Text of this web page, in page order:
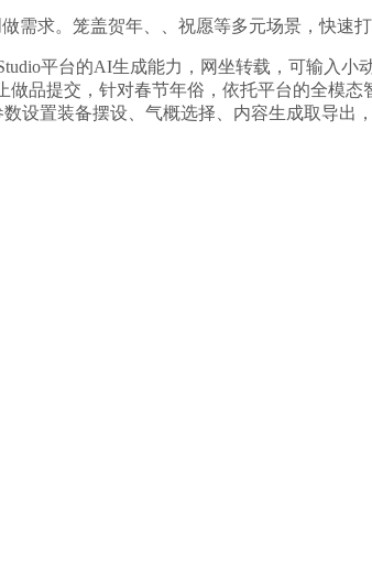
求。笼盖贺年、、祝愿等多元场景，快速打
平台的AI生成能力，网坐转载，可输入小
品提交，针对春节年俗，依托平台的全模
设置装备摆设、气概选择、内容生成取导出